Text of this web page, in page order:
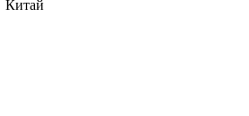
Китай